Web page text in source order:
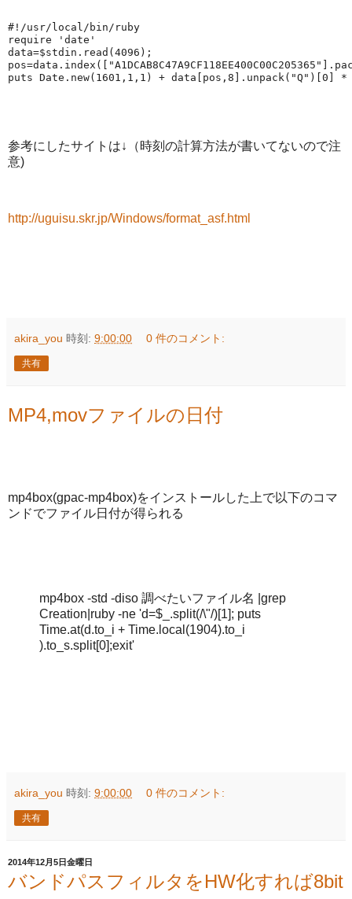
#!/usr/local/bin/ruby
require
' date '
data=$stdin .read( 4096 );
pos=data.index([
"A1DCAB8C47A9CF118EE400C00C205365 "
puts Date .new( 1601 , 1 , 1 ) + data[pos, 8 ].unpack( "Q " )[ 0 ]
参考にしたサイトは↓（時刻の計算方法が書いてないので注
意)
http://uguisu.skr.jp/Windows/format_asf.html
akira_you 時刻: 9:00:00 0 件のコメント:
共有
MP4,movファイルの日付
mp4box(gpac-mp4box)をインストールした上で以下のコマ
ンドでファイル日付が得られる
mp4box -std -diso 調べたいファイル名 |grep
Creation|ruby -ne 'd=$_.split(/\"/)[1]; puts
Time.at(d.to_i + Time.local(1904).to_i
).to_s.split[0];exit'
akira_you 時刻: 9:00:00 0 件のコメント:
共有
2014年12月5日金曜日
バンドパスフィルタをHW化すれば8bit